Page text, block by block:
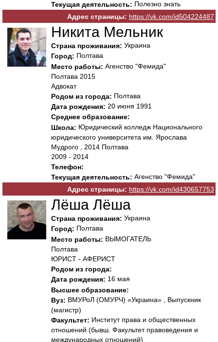
Текущая деятельность: Полезно знать
Адрес страницы: https://vk.com/id504224487
Никита Мельник
Страна проживания: Украина
Город: Полтава
Место работы: Агенство "Фемида"
Полтава 2015
Адвокат
Родом из города: Полтава
Дата рождения: 20 июня 1991
Среднее образование:
Школа: Юридический колледж Национального
юридического университета им. Ярослава
Мудрого , 2014 Полтава
2009 - 2014
Телефон:
Текущая деятельность: Агенство "Фемида"
Адрес страницы: https://vk.com/id430657753
Лёша Лёша
Страна проживания: Украина
Город: Полтава
Место работы: ВЫМОГАТЕЛЬ
Полтава
ЮРИСТ - АФЕРИСТ
Родом из города:
Дата рождения: 16 мая
Высшее образование:
Вуз: ВМУРоЛ (ОМУРЧ) «Украина» , Выпускник
(магистр)
Факультет: Институт права и общественных
отношений (бывш. Факультет правоведения и
международных отношений)